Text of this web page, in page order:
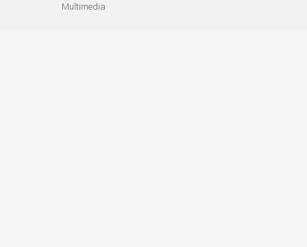
Multimedia